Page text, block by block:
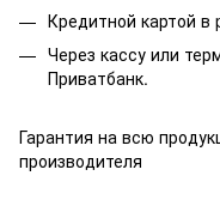
Кредитной картой в
Через кассу или
Приватбанк.
Гарантия на всю
производителя